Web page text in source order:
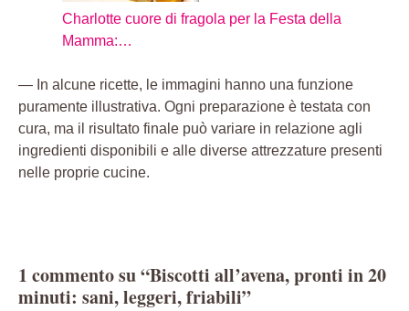
Charlotte cuore di fragola per la Festa della
Mamma:…
— In alcune ricette, le immagini hanno una funzione
puramente illustrativa. Ogni preparazione è testata con
cura, ma il risultato finale può variare in relazione agli
ingredienti disponibili e alle diverse attrezzature presenti
nelle proprie cucine.
1 commento su “Biscotti all’avena, pronti in 20
minuti: sani, leggeri, friabili”